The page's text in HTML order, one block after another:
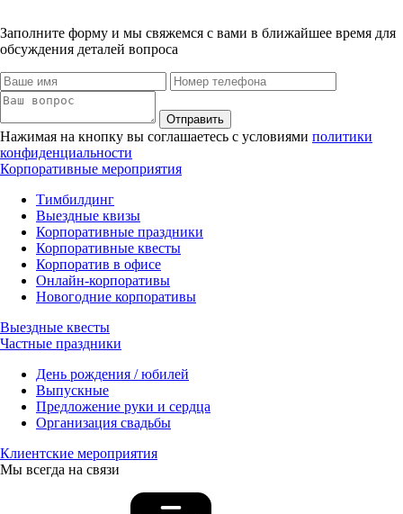
Заполните форму и мы свяжемся с вами в ближайшее время для
обсуждения деталей вопроса
Отправить
Нажимая на кнопку вы соглашаетесь с условиями политики
конфиденциальности
Корпоративные мероприятия
Тимбилдинг
Выездные квизы
Корпоративные праздники
Корпоративные квесты
Корпоратив в офисе
Онлайн-корпоративы
Новогодние корпоративы
Выездные квесты
Частные праздники
День рождения / юбилей
Выпускные
Предложение руки и сердца
Организация свадьбы
Клиентские мероприятия
Мы всегда на связи